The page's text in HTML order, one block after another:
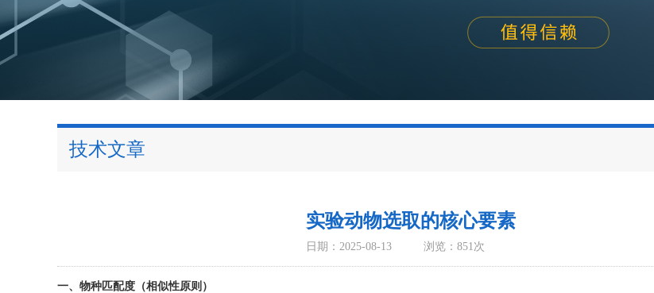
技术文章
实验动物选取的核心要素
日期：2025-08-13 浏览：851次
一、物种匹配度（相似性原则）